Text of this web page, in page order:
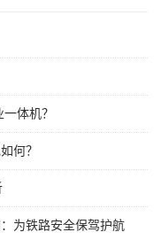
体机？
何？
为铁路安全保驾护航